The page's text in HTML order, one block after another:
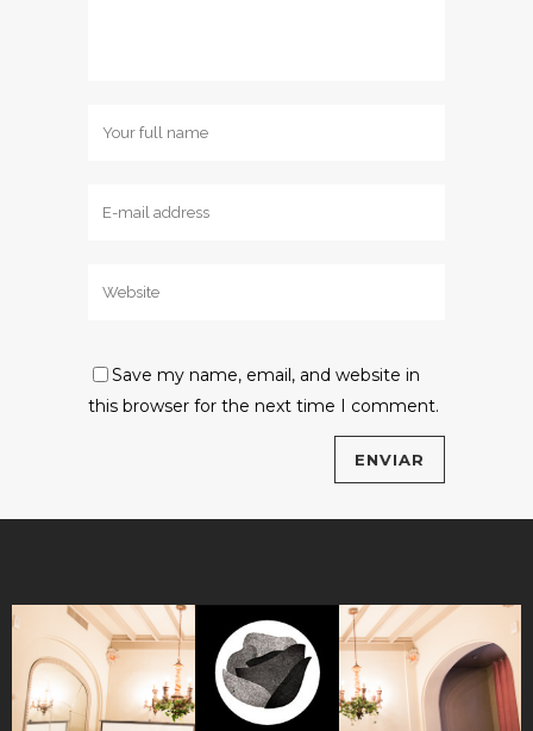
Save my name, email, and website in
this browser for the next time I comment.